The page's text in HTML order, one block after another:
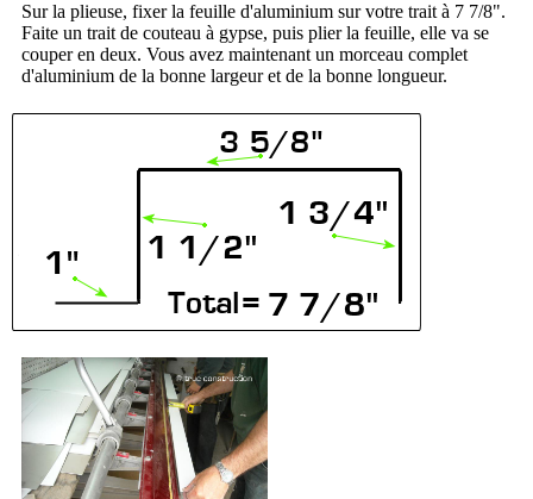
Sur la plieuse, fixer la feuille d'aluminium sur votre trait à 7 7/8".
Faite un trait de couteau à gypse, puis plier la feuille, elle va se
couper en deux. Vous avez maintenant un morceau complet
d'aluminium de la bonne largeur et de la bonne longueur.